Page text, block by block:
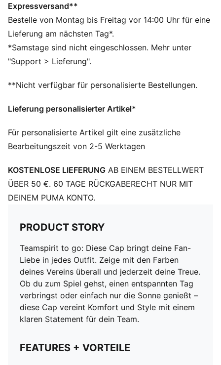
DETAILS
Offiziell lizenziertes Produkt
Baseball-Cap mit gebogenem Schirm
5-Panel-Design
Verstellbarer Verschluss mit Metallclip für eine
individuelle Passform
Gesticktes PUMA Cat Logo auf der Seite
PUMA Teenager: Empfohlen für ältere Kinder und
Expressversand**
Bestelle von Montag bis Freitag vor 14:00 Uhr für eine
Lieferung am nächsten Tag*.
*Samstage sind nicht eingeschlossen. Mehr unter
"Support > Lieferung".
**Nicht verfügbar für personalisierte Bestellungen.
Lieferung personalisierter Artikel*
Für personalisierte Artikel gilt eine zusätzliche
Bearbeitungszeit von 2-5 Werktagen
KOSTENLOSE LIEFERUNG AB EINEM BESTELLWERT
ÜBER 50 €. 60 TAGE RÜCKGABERECHT NUR MIT
DEINEM PUMA KONTO.
PRODUCT STORY
Teamspirit to go: Diese Cap bringt deine Fan-
Liebe in jedes Outfit. Zeige mit den Farben
deines Vereins überall und jederzeit deine Treue.
Ob du zum Spiel gehst, einen entspannten Tag
verbringst oder einfach nur die Sonne genießt –
diese Cap vereint Komfort und Style mit einem
klaren Statement für dein Team.
FEATURES + VORTEILE